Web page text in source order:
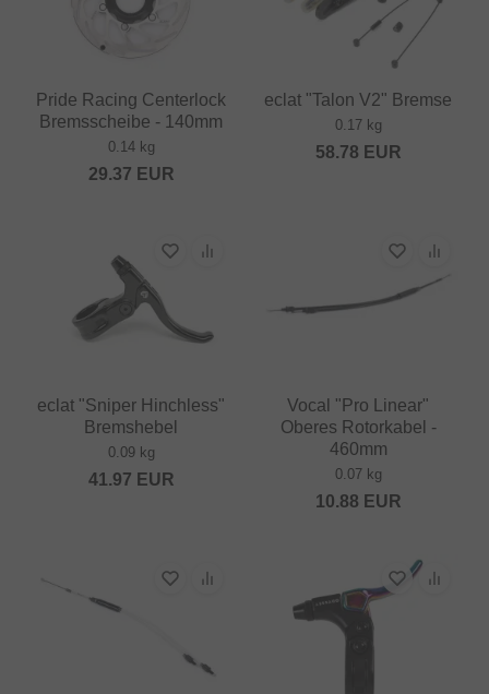
Pride Racing Centerlock
Bremsscheibe - 140mm
0.14 kg
29.37 EUR
eclat "Talon V2" Bremse
0.17 kg
58.78 EUR
eclat "Sniper Hinchless"
Bremshebel
0.09 kg
41.97 EUR
Vocal "Pro Linear"
Oberes Rotorkabel -
460mm
0.07 kg
10.88 EUR